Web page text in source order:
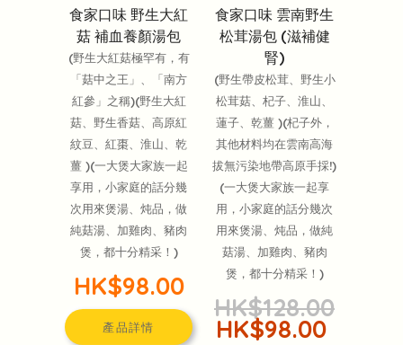
食家口味 野生大紅
菇 補血養顏湯包
(野生大紅菇極罕有，有
「菇中之王」、「南方
紅參」之稱)(野生大紅
菇、野生香菇、高原紅
紋豆、紅棗、淮山、乾
薑 )(一大煲大家族一起
享用，小家庭的話分幾
次用來煲湯、炖品，做
純菇湯、加雞肉、豬肉
煲，都十分精采！)
HK$98.00
產品詳情
食家口味 雲南野生
松茸湯包 (滋補健
腎)
(野生帶皮松茸、野生小
松茸菇、杞子、淮山、
蓮子、乾薑 )(杞子外，
其他材料均在雲南高海
拔無污染地帶高原手採!)
(一大煲大家族一起享
用，小家庭的話分幾次
用來煲湯、炖品，做純
菇湯、加雞肉、豬肉
煲，都十分精采！)
HK$128.00
HK$98.00